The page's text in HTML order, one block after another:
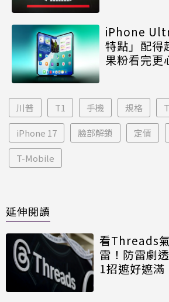
iPhone
特點」配得
果粉看完更
川普 T1 手機 規格
iPhone 17 臉部解鎖 定價
T-Mobile
延伸閱讀
看Threads
雷！防雷劇
1招遮好遮滿